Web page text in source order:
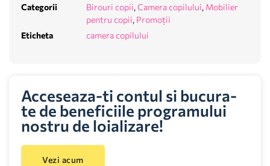
Categorii
Birouri copii, Camera copilului, Mobilier
pentru copii, Promoții
Eticheta
camera copilului
Acceseaza-ti contul si bucura-
te de beneficiile programului
nostru de loializare!
Vezi acum